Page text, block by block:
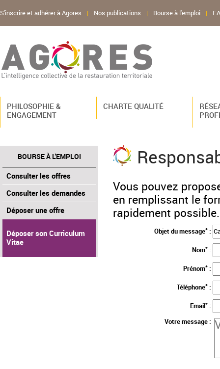
S'inscrire et adhérer à Agores | Nos publications | Bourse à l'emploi |
PHILOSOPHIE &
ENGAGEMENT
CHARTE QUALITÉ
BOURSE À L'EMPLOI
Consulter les offres
Consulter les demandes
Déposer une offre
Déposer son Curriculum
Vitae
Vous pouvez
en remplissant le
rapidement possible.
Objet du message* :
Nom* :
Prénom* :
Téléphone* :
Email* :
Votre message :